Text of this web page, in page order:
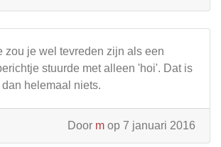
zou je wel tevreden zijn als een
stuurde met alleen 'hoi'. Dat is
helemaal niets.
Door m op 7 januari 2016